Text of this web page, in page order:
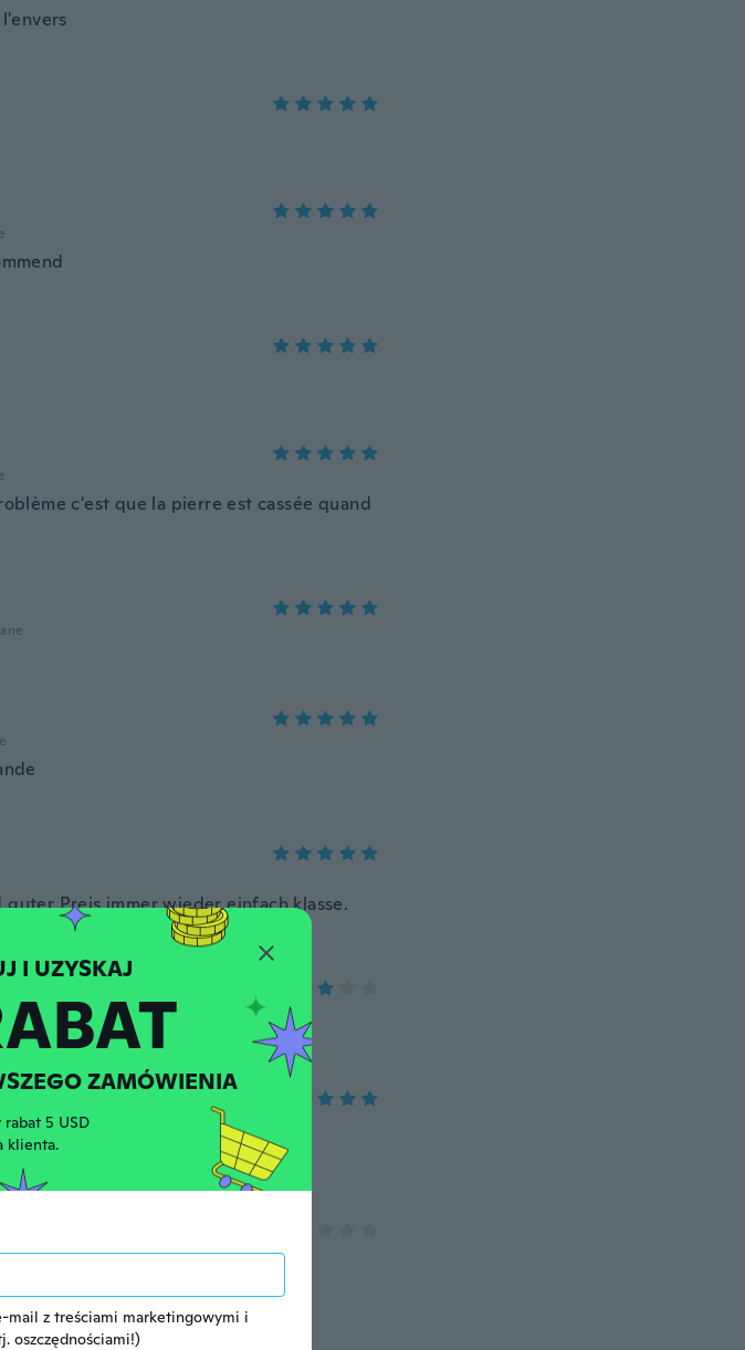
c'est que la pierre est cassée quand
Preis immer wieder einfach klasse.
commandé
ZAMÓWIENIA
rabat 5 USD
klienta.
mail z treściami marketingowymi i
oszczędnościami!)